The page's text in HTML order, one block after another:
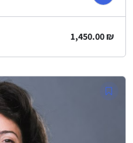
1,450.00₪